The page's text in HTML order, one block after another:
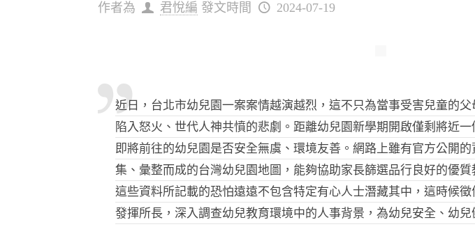
作者為 君悅編 發文時間 2024-07-19
近日，台北市幼兒園一案案情越演越烈，這不只為當事受害兒童的
陷入怒火、世代人神共憤的悲劇。距離幼兒園新學期開啟僅剩將近
即將前往的幼兒園是否安全無虞、環境友善。網路上雖有官方公開
集、彙整而成的台灣幼兒園地圖 ，能夠協助家長篩選品行良好的優
這些資料所記載的恐怕遠遠不包含特定有心人士潛藏其中，這時候
發揮所長，深入調查幼兒教育環境中的人事背景，為幼兒安全、幼兒